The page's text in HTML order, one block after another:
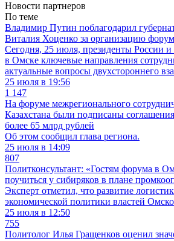
Новости партнеров
По теме
Владимир Путин поблагодарил
Виталия Хоценко за организацию
Сегодня, 25 июля, президенты России и
в Омске ключевые направления
актуальные вопросы двухстороннего
25 июля в 19:56
1 147
На форуме межрегионального
Казахстана были подписаны
более 65 млрд рублей
Об этом сообщил глава региона.
25 июля в 14:09
807
Политконсультант: «Гостям форума в
поучиться у сибиряков в плане
Эксперт отметил, что развитие
экономической политики властей
25 июля в 12:50
755
Политолог Илья Гращенков оценил